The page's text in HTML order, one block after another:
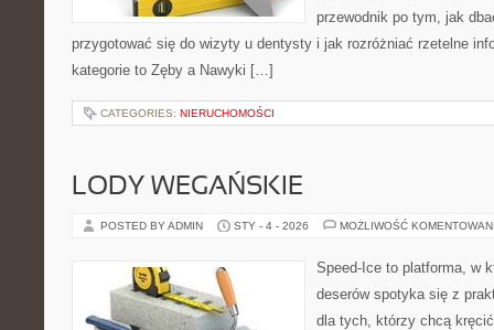
przewodnik po tym, jak
przygotować się do wizyty u dentysty i jak rozróżniać rzetelne
kategorie to Zęby a Nawyki […]
CATEGORIES: NIERUCHOMOŚCI
LODY WEGAŃSKIE
POSTED BY ADMIN STY - 4 - 2026 MOŻLIWOŚĆ
Speed-Ice to platforma, w
deserów spotyka się z
dla tych, którzy chcą